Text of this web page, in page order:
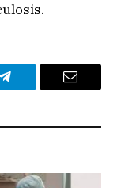
Telegram Email